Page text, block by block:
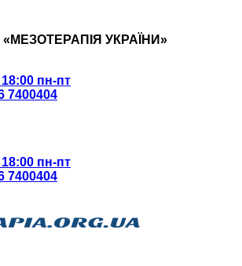
УКРАЇНИ»
пн-пт
7400404
пн-пт
7400404